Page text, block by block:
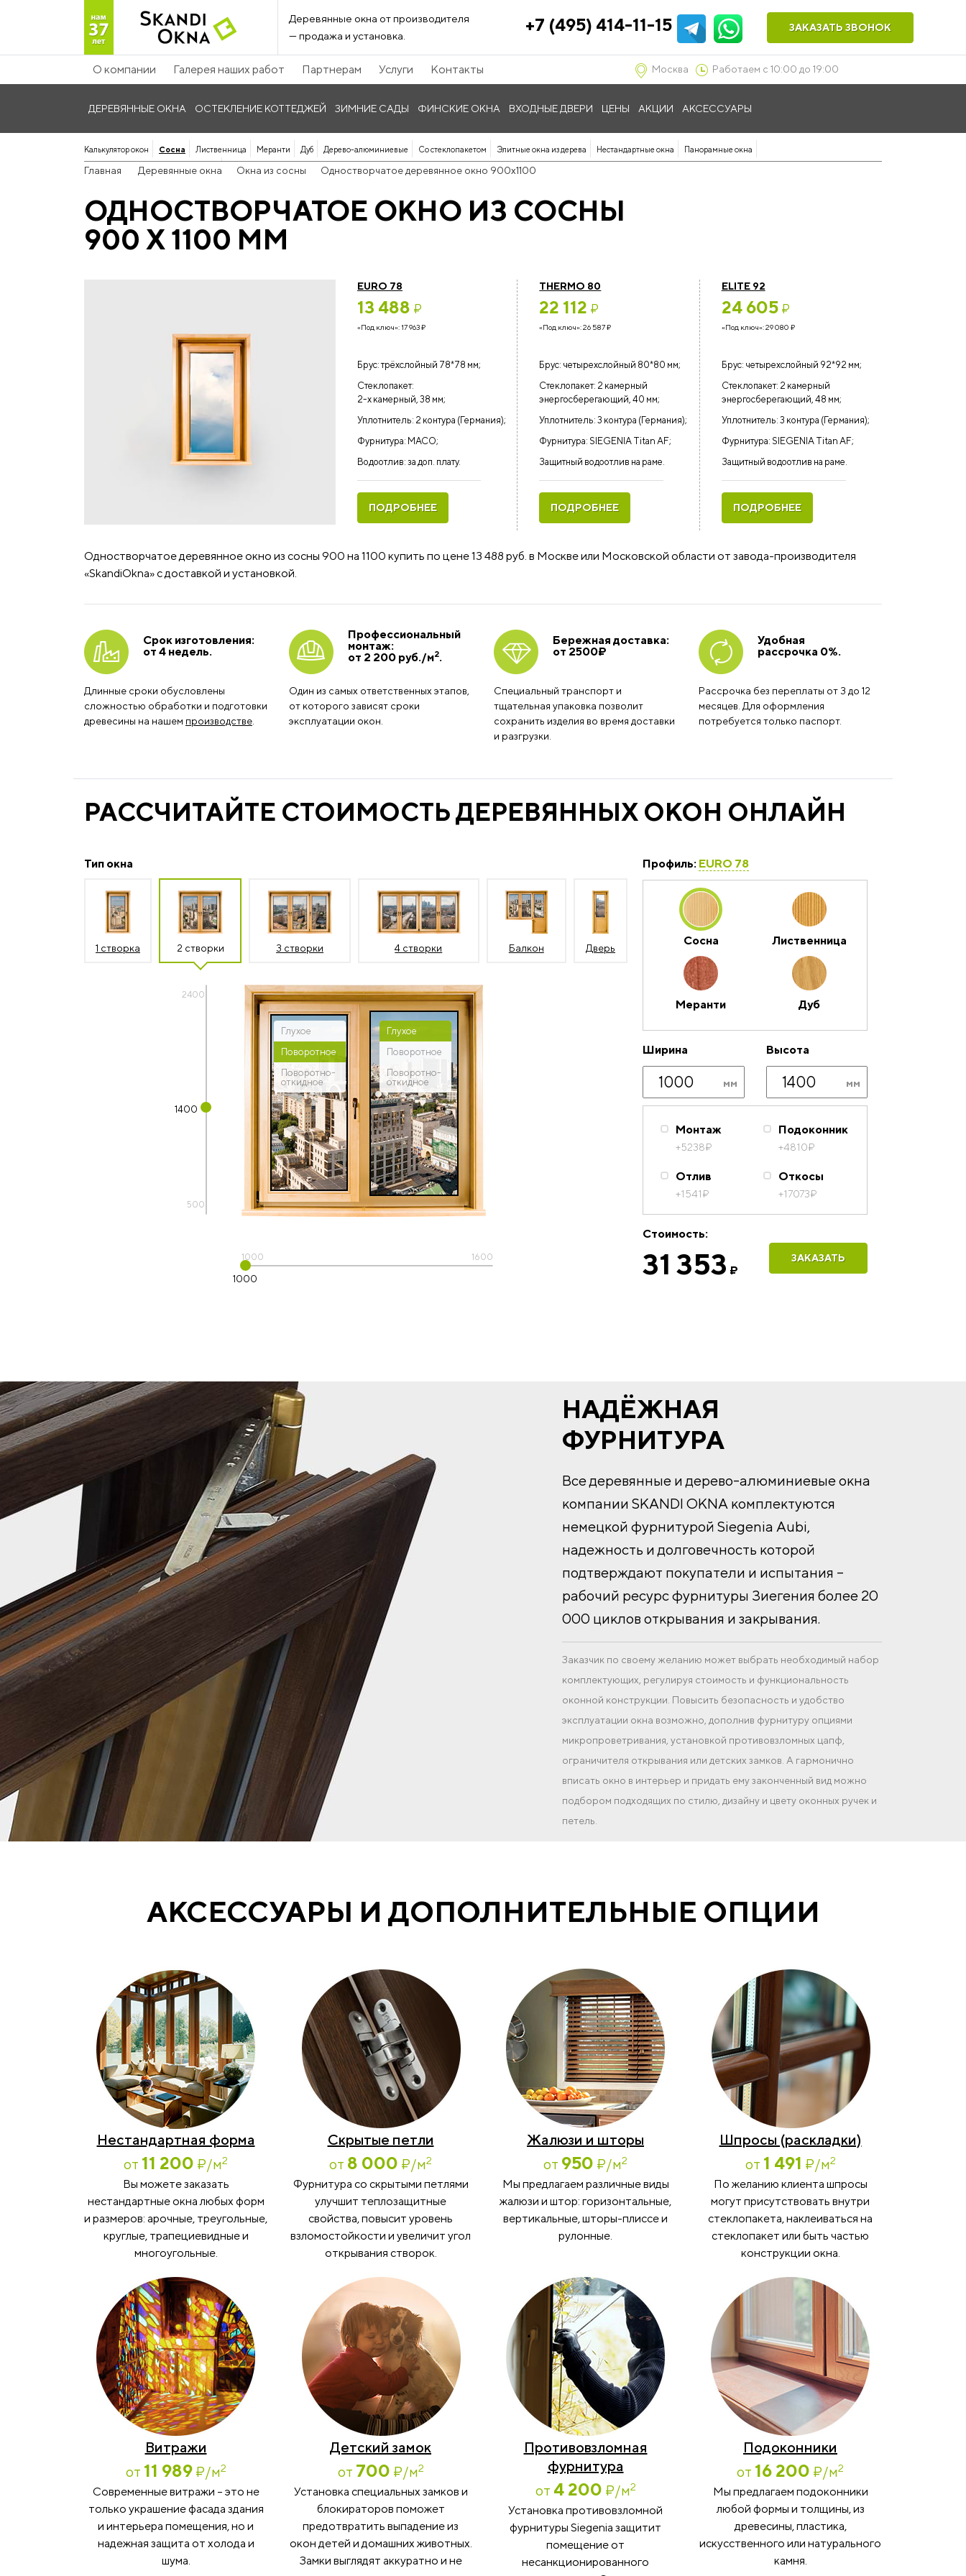
Деревянные окна от производителя
— продажа и установка.
+7 (495) 414-11-15 ЗАКАЗАТЬ ЗВОНОК
О компании Галерея наших работ Партнерам Услуги Контакты Москва Работаем с 10:00 до 19:00
ДЕРЕВЯННЫЕ ОКНА ОСТЕКЛЕНИЕ КОТТЕДЖЕЙ ЗИМНИЕ САДЫ ФИНСКИЕ ОКНА ВХОДНЫЕ ДВЕРИ ЦЕНЫ АКЦИИ АКСЕССУАРЫ
Калькулятор окон Сосна Лиственница Меранти Дуб Дерево-алюминиевые Со стеклопакетом Элитные окна из дерева Нестандартные окна
Панорамные окна
Панорамные дерево-алюминиевые
Главная Деревянные окна Окна из сосны Одностворчатое деревянное окно 900x1100
ОДНОСТВОРЧАТОЕ ОКНО ИЗ СОСНЫ
900 Х 1100 ММ
EURO 78
13 488 ₽
«Под ключ»:17 963₽
Брус: трёхслойный 78*78 мм;
Стеклопакет:
2-х камерный, 38 мм;
Уплотнитель: 2 контура (Германия);
Фурнитура: MACO;
Водоотлив: за доп. плату.
ПОДРОБНЕЕ
THERMO 80
22 112 ₽
«Под ключ»:26 587₽
Брус: четырехслойный 80*80 мм;
Стеклопакет: 2 камерный
энергосберегающий, 40 мм;
Уплотнитель: 3 контура (Германия);
Фурнитура: SIEGENIA Titan AF;
Защитный водоотлив на раме.
ПОДРОБНЕЕ
ELITE 92
24 605 ₽
«Под ключ»:29 080 ₽
Брус: четырехслойный 92*92 мм;
Стеклопакет: 2 камерный
энергосберегающий, 48 мм;
Уплотнитель: 3 контура (Германия);
Фурнитура: SIEGENIA Titan AF;
Защитный водоотлив на раме.
ПОДРОБНЕЕ
Одностворчатое деревянное окно из сосны 900 на 1100 купить по цене 13 488 руб. в Москве или Московской области от завода-производителя
«SkandiOkna» с доставкой и установкой.
Срок изготовления:
от 4 недель.
Длинные сроки обусловлены
сложностью обработки и подготовки
древесины на нашем производстве
Профессиональный
монтаж:
от 2 200 руб./м2.
Один из самых ответственных этапов,
от которого зависят сроки
эксплуатации окон.
Бережная доставка:
от 2500₽
Специальный транспорт и
тщательная упаковка позволит
сохранить изделия во время доставки
и разгрузки.
Удобная
рассрочка 0%.
Рассрочка без переплаты от 3 до 12
месяцев. Для оформления
потребуется только паспорт.
РАССЧИТАЙТЕ СТОИМОСТЬ ДЕРЕВЯННЫХ ОКОН ОНЛАЙН
Тип окна
1 створка 2 створки 3 створки 4 створки Балкон Дверь
Профиль: EURO 78
Сосна Лиственница
Меранти Дуб
2400
1400
500
Глухое
Поворотное
Поворотно-
откидное
Глухое
Поворотное
Поворотно-
откидное
1000
1000
1600
Ширина Высота
Монтаж
+5238₽
Подоконник
+4810₽
Отлив
+1541₽
Откосы
+17073₽
Стоимость:
31 353 ₽
ЗАКАЗАТЬ
НАДЁЖНАЯ
ФУРНИТУРА
Все деревянные и дерево-алюминиевые окна
компании SKANDI OKNA комплектуются
немецкой фурнитурой Siegenia Aubi,
надежность и долговечность которой
подтверждают покупатели и испытания –
рабочий ресурс фурнитуры Зиегения более 20
000 циклов открывания и закрывания.
Заказчик по своему желанию может выбрать необходимый набор
комплектующих, регулируя стоимость и функциональность
оконной конструкции. Повысить безопасность и удобство
эксплуатации окна возможно, дополнив фурнитуру опциями
микропроветривания, установкой противовзломных цапф,
ограничителя открывания или детских замков. А гармонично
вписать окно в интерьер и придать ему законченный вид можно
подбором подходящих по стилю, дизайну и цвету оконных ручек и
петель.
АКСЕССУАРЫ И ДОПОЛНИТЕЛЬНЫЕ ОПЦИИ
Нестандартная форма
от 11 200 ₽/м2
Вы можете заказать
нестандартные окна любых форм
и размеров: арочные, треугольные,
круглые, трапециевидные и
многоугольные.
Скрытые петли
от 8 000 ₽/м2
Фурнитура со скрытыми петлями
улучшит теплозащитные
свойства, повысит уровень
взломостойкости и увеличит угол
открывания створок.
Жалюзи и шторы
от 950 ₽/м2
Мы предлагаем различные виды
жалюзи и штор: горизонтальные,
вертикальные, шторы-плиссе и
рулонные.
Шпросы (раскладки)
от 1 491 ₽/м2
По желанию клиента шпросы
могут присутствовать внутри
стеклопакета, наклеиваться на
стеклопакет или быть частью
конструкции окна.
Витражи
от 11 989 ₽/м2
Современные витражи – это не
только украшение фасада здания
и интерьера помещения, но и
надежная защита от холода и
шума.
Детский замок
от 700 ₽/м2
Установка специальных замков и
блокираторов поможет
предотвратить выпадение из
окон детей и домашних животных.
Замки выглядят аккуратно и не
Противовзломная
фурнитура
от 4 200 ₽/м2
Установка противовзломной
фурнитуры Siegenia защитит
помещение от
несанкционированного
Подоконники
от 16 200 ₽/м2
Мы предлагаем подоконники
любой формы и толщины, из
древесины, пластика,
искусственного или натурального
камня.